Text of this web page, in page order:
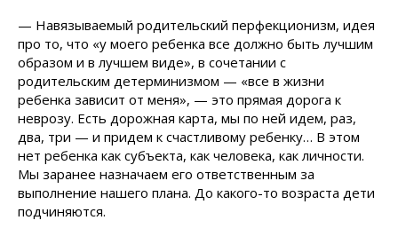
— Навязываемый родительский перфекционизм, идея
про то, что «у моего ребенка все должно быть лучшим
образом и в лучшем виде», в сочетании с
родительским детерминизмом — «все в жизни
ребенка зависит от меня», — это прямая дорога к
неврозу. Есть дорожная карта, мы по ней идем, раз,
два, три — и придем к счастливому ребенку… В этом
нет ребенка как субъекта, как человека, как личности.
Мы заранее назначаем его ответственным за
выполнение нашего плана. До какого-то возраста дети
подчиняются.